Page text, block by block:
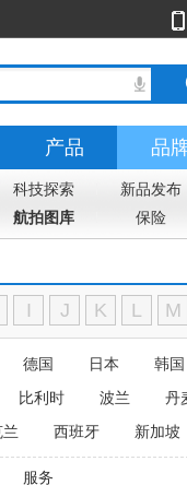
产品 品
科技探索 新品发布
航拍图库 保险
I J K L M
德国 日本 韩国
比利时 波兰 丹
西班牙 新加坡
服务